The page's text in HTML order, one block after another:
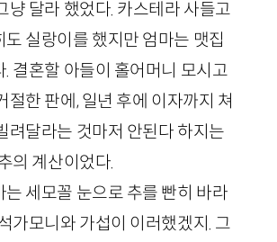
냥 달라 했었다. 카스테라 사들고
실랑이를 했지만 엄마는 맷집
. 결혼할 아들이 홀어머니 모시고
절한 판에, 일년 후에 이자까지 쳐
려달라는 것마저 안된다 하지는
의 계산이었다.
는 세모꼴 눈으로 추를 빤히 바라
가모니와 가섭이 이러했겠지. 그